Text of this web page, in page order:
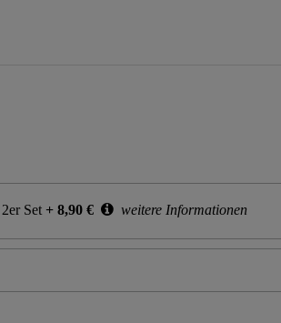
Set + 8,90 € weitere Informationen